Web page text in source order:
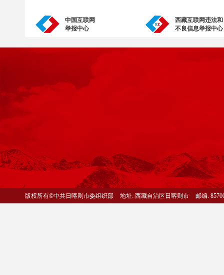
中国互联网
举报中心
西藏互联网违法和
不良信息举报中心
版权所有©中共日喀则市委组织部 地址: 西藏自治区日喀则市 邮编: